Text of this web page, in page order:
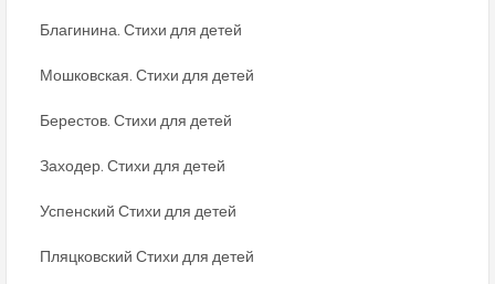
Благинина. Стихи для детей
Мошковская. Стихи для детей
Берестов. Стихи для детей
Заходер. Стихи для детей
Успенский Стихи для детей
Пляцковский Стихи для детей